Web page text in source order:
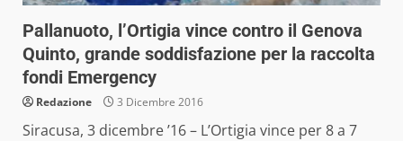
Pallanuoto, l’Ortigia vince contro il Genova
Quinto, grande soddisfazione per la raccolta
fondi Emergency
Redazione 3 Dicembre 2016
Siracusa, 3 dicembre ’16 – L’Ortigia vince per 8 a 7